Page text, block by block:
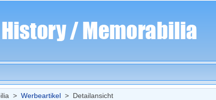
> Werbeartikel > Detailansicht